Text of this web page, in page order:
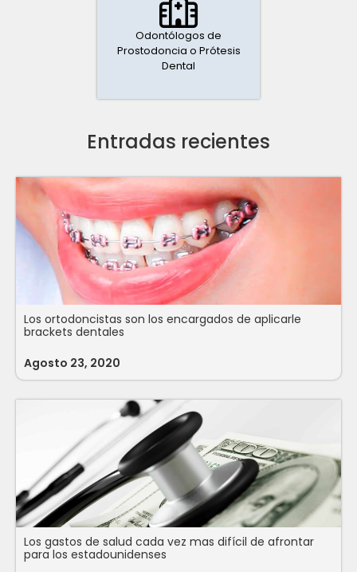
Odontólogos de
Prostodoncia o Prótesis
Dental
Entradas recientes
Los ortodoncistas son los encargados de aplicarle
brackets dentales
Agosto 23, 2020
Los gastos de salud cada vez mas difícil de afrontar
para los estadounidenses